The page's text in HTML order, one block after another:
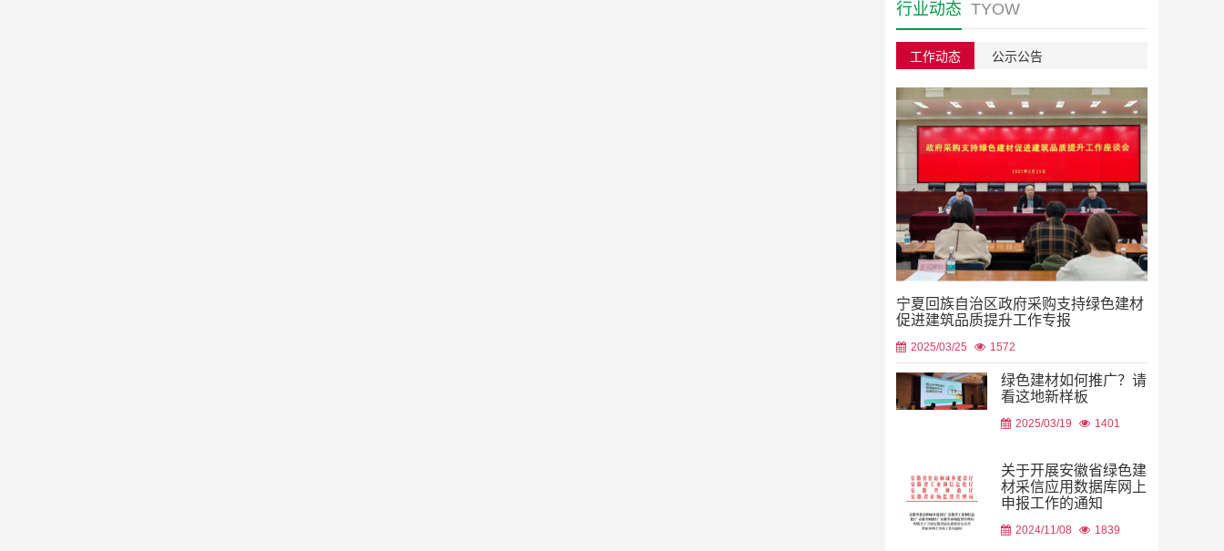
行业动态 TYOW
工作动态 公示公告
宁夏回族自治区政府采购支持绿色建材
促进建筑品质提升工作专报
2025/03/25 1572
绿色建材如何推广？请
看这地新样板
2025/03/19 1401
关于开展安徽省绿色建
材采信应用数据库网上
申报工作的通知
2024/11/08 1839